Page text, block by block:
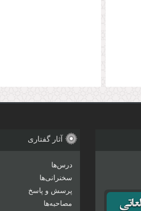
آثار گفتاری
درس‌ها
سخنرانی‌ها
پرسش و پاسخ
مصاحبه‌ها